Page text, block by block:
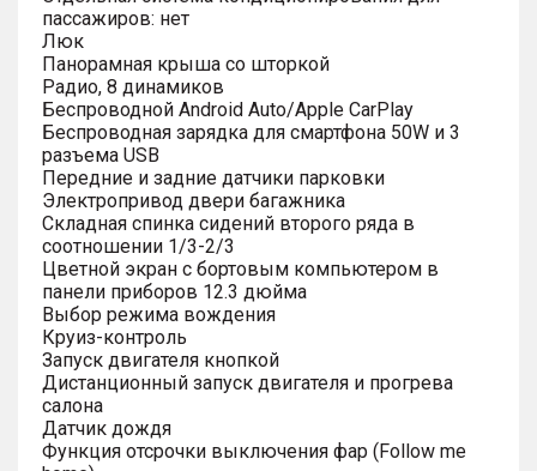
пассажиров: нет
Люк
Панорамная крыша со шторкой
Радио, 8 динамиков
Беспроводной Android Auto/Apple CarPlay
Беспроводная зарядка для смартфона 50W и 3
разъема USB
Передние и задние датчики парковки
Электропривод двери багажника
Складная спинка сидений второго ряда в
соотношении 1/3-2/3
Цветной экран с бортовым компьютером в
панели приборов 12.3 дюйма
Выбор режима вождения
Круиз-контроль
Запуск двигателя кнопкой
Дистанционный запуск двигателя и прогрева
салона
Датчик дождя
Функция отсрочки выключения фар (Follow me